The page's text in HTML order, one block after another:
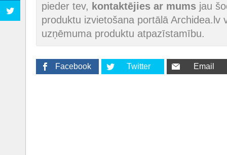
pieder tev, kontaktējies ar mums jau
produktu izvietošana portālā Archidea.lv
uzņēmuma produktu atpazīstamību.
Facebook Twitter Email